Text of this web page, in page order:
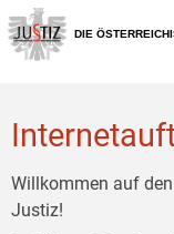
Zur
Hauptnavigation
[1]
Zum
Inhalt
[2]
DIE
Willkommen auf
Justiz!